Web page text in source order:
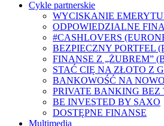
Cykle partnerskie
WYCISKANIE
ODPOWIEDZIALNE
#CASHLOVERS
BEZPIECZNY PORTFEL
FINANSE Z „ŻUBREM”
STAĆ CIĘ NA ZŁOTO Z
BANKOWOŚĆ NA
PRIVATE BANKING BEZ
BE INVESTED BY SAXO
DOSTĘPNE FINANSE
Multimedia